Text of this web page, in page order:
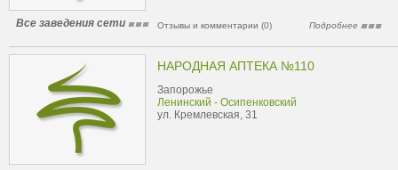
Все заведения сети Отзывы и комментарии (0) Подробнее
НАРОДНАЯ АПТЕКА №110
Запорожье
Ленинский - Осипенковский
ул. Кремлевская, 31